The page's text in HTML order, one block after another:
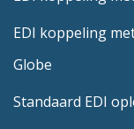
EDI koppeling
Globe
Standaard EDI